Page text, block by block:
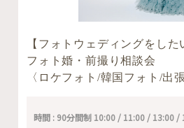
【フォトウェディングをした
フォト婚・前撮り相談会
〈ロケフォト/韓国フォト/出
時間 : 90分間制 10:00 / 11:00 / 13:00